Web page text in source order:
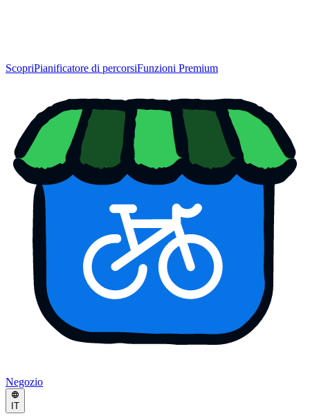
ScopriPianificatore di percorsiFunzioni Premium
Negozio
IT